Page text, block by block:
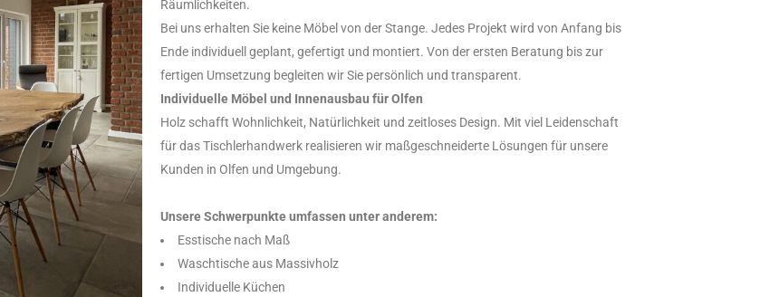
Räumlichkeiten.
Bei uns erhalten Sie keine Möbel von der Stange. Jedes Projekt wird von Anfang bis
Ende individuell geplant, gefertigt und montiert. Von der ersten Beratung bis zur
fertigen Umsetzung begleiten wir Sie persönlich und transparent.
Individuelle Möbel und Innenausbau für Olfen
Holz schafft Wohnlichkeit, Natürlichkeit und zeitloses Design. Mit viel Leidenschaft
für das Tischlerhandwerk realisieren wir maßgeschneiderte Lösungen für unsere
Kunden in Olfen und Umgebung.
Unsere Schwerpunkte umfassen unter anderem:
Esstische nach Maß
Waschtische aus Massivholz
Individuelle Küchen